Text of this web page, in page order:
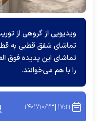
ویدیویی از گروهی از
تماشای شفق قطبی به
تماشای این پدیده فوق
را با هم می‌خوانند.
۱۷:۲۱ ۱۴۰۲/۱۰/۲۳